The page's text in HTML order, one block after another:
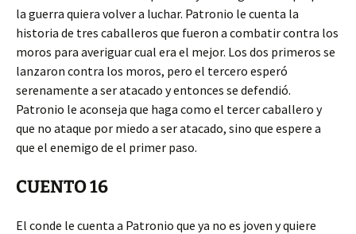
la guerra quiera volver a luchar. Patronio le cuenta la
historia de tres caballeros que fueron a combatir contra los
moros para averiguar cual era el mejor. Los dos primeros se
lanzaron contra los moros, pero el tercero esperó
serenamente a ser atacado y entonces se defendió.
Patronio le aconseja que haga como el tercer caballero y
que no ataque por miedo a ser atacado, sino que espere a
que el enemigo de el primer paso.
CUENTO 16
El conde le cuenta a Patronio que ya no es joven y quiere